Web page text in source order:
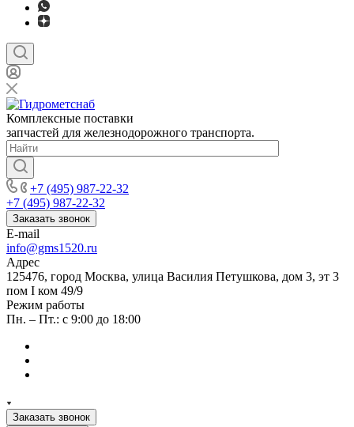
Комплексные поставки
запчастей для железнодорожного транспорта.
+7 (495) 987-22-32
+7 (495) 987-22-32
Заказать звонок
E-mail
info@gms1520.ru
Адрес
125476, город Москва, улица Василия Петушкова, дом 3, эт 3
пом I ком 49/9
Режим работы
Пн. – Пт.: с 9:00 до 18:00
Заказать звонок